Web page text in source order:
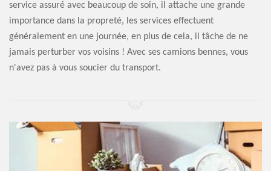
service assuré avec beaucoup de soin, il attache une grande
importance dans la propreté, les services effectuent
généralement en une journée, en plus de cela, il tâche de ne
jamais perturber vos voisins ! Avec ses camions bennes, vous
n'avez pas à vous soucier du transport.